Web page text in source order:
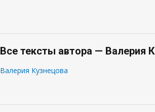
Все тексты автора — Валерия
Валерия Кузнецова